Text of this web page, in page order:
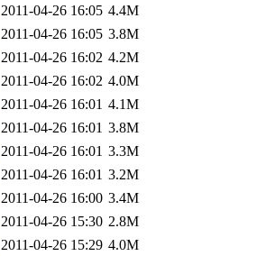
2011-04-26 16:05 4.4M
2011-04-26 16:05 3.8M
2011-04-26 16:02 4.2M
2011-04-26 16:02 4.0M
2011-04-26 16:01 4.1M
2011-04-26 16:01 3.8M
2011-04-26 16:01 3.3M
2011-04-26 16:01 3.2M
2011-04-26 16:00 3.4M
2011-04-26 15:30 2.8M
2011-04-26 15:29 4.0M